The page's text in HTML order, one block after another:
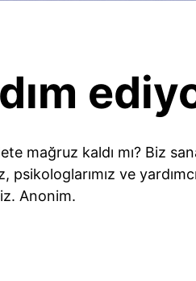
mağruz kaldı mı? Biz
ve
Anonim.